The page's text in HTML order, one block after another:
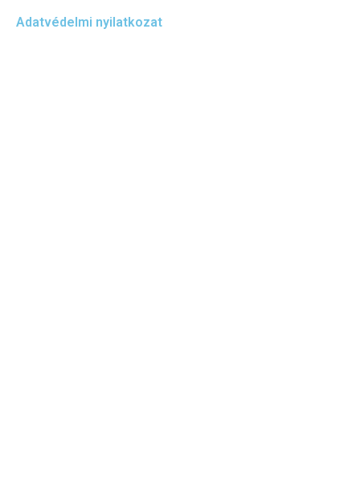
Adatvédelmi nyilatkozat